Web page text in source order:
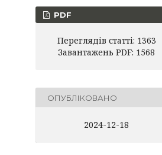
PDF
Переглядів статті: 1363
Завантажень PDF: 1568
ОПУБЛІКОВАНО
2024-12-18